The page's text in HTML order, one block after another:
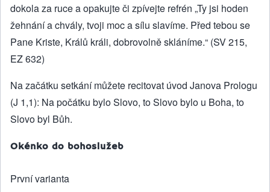
dokola za ruce a opakujte či zpívejte refrén „Ty jsi hoden
žehnání a chvály, tvoji moc a sílu slavíme. Před tebou se
Pane Kriste, Králů králi, dobrovolně skláníme.“ (SV 215,
EZ 632)
Na začátku setkání můžete recitovat úvod Janova Prologu
(J 1,1): Na počátku bylo Slovo, to Slovo bylo u Boha, to
Slovo byl Bůh.
Okénko do bohoslužeb
První varianta